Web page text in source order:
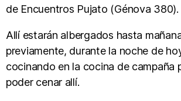
de Encuentros Pujato (Génova 380).
Allí estarán albergados hasta
previamente, durante la noche de
cocinando en la cocina de campaña
poder cenar allí.